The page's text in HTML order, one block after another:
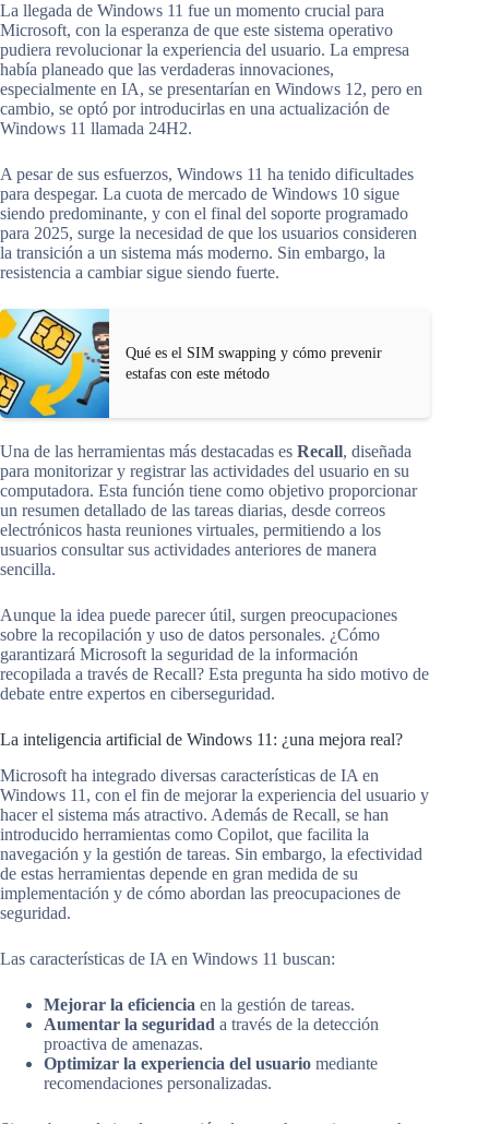
La llegada de Windows 11 fue un momento crucial para
Microsoft, con la esperanza de que este sistema operativo
pudiera revolucionar la experiencia del usuario. La empresa
había planeado que las verdaderas innovaciones,
especialmente en IA, se presentarían en Windows 12, pero en
cambio, se optó por introducirlas en una actualización de
Windows 11 llamada 24H2.
A pesar de sus esfuerzos, Windows 11 ha tenido dificultades
para despegar. La cuota de mercado de Windows 10 sigue
siendo predominante, y con el final del soporte programado
para 2025, surge la necesidad de que los usuarios consideren
la transición a un sistema más moderno. Sin embargo, la
resistencia a cambiar sigue siendo fuerte.
Qué es el SIM swapping y cómo prevenir
estafas con este método
Una de las herramientas más destacadas es Recall, diseñada
para monitorizar y registrar las actividades del usuario en su
computadora. Esta función tiene como objetivo proporcionar
un resumen detallado de las tareas diarias, desde correos
electrónicos hasta reuniones virtuales, permitiendo a los
usuarios consultar sus actividades anteriores de manera
sencilla.
Aunque la idea puede parecer útil, surgen preocupaciones
sobre la recopilación y uso de datos personales. ¿Cómo
garantizará Microsoft la seguridad de la información
recopilada a través de Recall? Esta pregunta ha sido motivo de
debate entre expertos en ciberseguridad.
La inteligencia artificial de Windows 11: ¿una mejora real?
Microsoft ha integrado diversas características de IA en
Windows 11, con el fin de mejorar la experiencia del usuario y
hacer el sistema más atractivo. Además de Recall, se han
introducido herramientas como Copilot, que facilita la
navegación y la gestión de tareas. Sin embargo, la efectividad
de estas herramientas depende en gran medida de su
implementación y de cómo abordan las preocupaciones de
seguridad.
Las características de IA en Windows 11 buscan:
Mejorar la eficiencia en la gestión de tareas.
Aumentar la seguridad a través de la detección
proactiva de amenazas.
Optimizar la experiencia del usuario mediante
recomendaciones personalizadas.